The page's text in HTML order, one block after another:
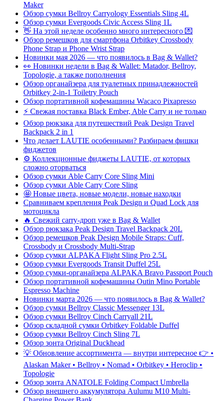
Maker
Обзор сумки Bellroy Carryology Essentials Sling 4L
Обзор сумки Evergoods Civic Access Sling 1L
👋 На этой неделе особенно много интересного 💌
Обзор ремешков для смартфона Orbitkey Crossbody
Phone Strap и Phone Wrist Strap
Новинки мая 2026 — что появилось в Bag & Wallet?
👀 Новинки недели в Bag & Wallet: Matador, Bellroy,
Topologie, а также пополнения
Обзор органайзера для туалетных принадлежностей
Orbitkey 2-in-1 Toiletry Pouch
Обзор портативной кофемашины Wacaco Pixapresso
⚡ Свежая поставка Black Ember, Able Carry и не только
Обзор рюкзака для путешествий Peak Design Travel
Backpack 2 in 1
Что делает LAUTIE особенными? Разбираем фишки
фиджетов
⚙️ Коллекционные фиджеты LAUTIE, от которых
сложно оторваться
Обзор сумки Able Carry Core Sling Mini
Обзор сумки Able Carry Core Sling
🤩 Новые цвета, новые модели, новые находки
Сравниваем крепления Peak Design и Quad Lock для
мотоцикла
🔥 Свежий carry-дроп уже в Bag & Wallet
Обзор рюкзака Peak Design Travel Backpack 20L
Обзор ремешков Peak Design Mobile Straps: Cuff,
Crossbody и Crossbody Multi-Strap
Обзор сумки ALPAKA Flight Sling Pro 2.5L
Обзор сумки Evergoods Transit Duffel 25L
Обзор сумки-органайзера ALPAKA Bravo Passport Pouch
Обзор портативной кофемашины Outin Mino Portable
Espresso Machine
Новинки марта 2026 — что появилось в Bag & Wallet?
Обзор сумки Bellroy Classic Messenger 13L
Обзор сумки Bellroy Cinch Carryall 21L
Обзор складной сумки Orbitkey Foldable Duffel
Обзор сумки Bellroy Cinch Sling 7L
Обзор зонта Original Duckhead
💡 Обновление ассортимента — внутри интересное 👉 •
Alaskan Maker • Bellroy • Nomad • Orbitkey • Heroclip •
Topologie
Обзор зонта ANATOLE Folding Compact Umbrella
Обзор внешнего аккумулятора Aulumu M10 Multi-